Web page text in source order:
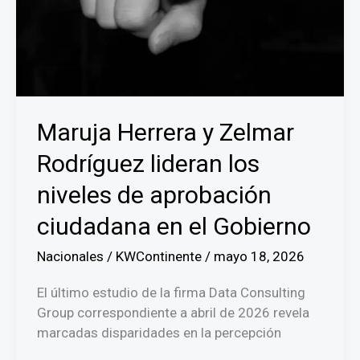
Maruja Herrera y Zelmar
Rodríguez lideran los
niveles de aprobación
ciudadana en el Gobierno
Nacionales / KWContinente / mayo 18, 2026
El último estudio de la firma Data Consulting
Group correspondiente a abril de 2026 revela
marcadas disparidades en la percepción